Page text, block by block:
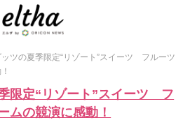
ッツの夏季限定“リゾート”スイーツ フルーツ
限定“リゾート”スイーツ フ
ムの競演に感動！